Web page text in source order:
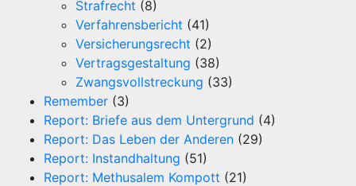
Strafrecht (8)
Verfahrensbericht (41)
Versicherungsrecht (2)
Vertragsgestaltung (38)
Zwangsvollstreckung (33)
Remember (3)
Report: Briefe aus dem Untergrund (4)
Report: Das Leben der Anderen (29)
Report: Instandhaltung (51)
Report: Methusalem Kompott (21)